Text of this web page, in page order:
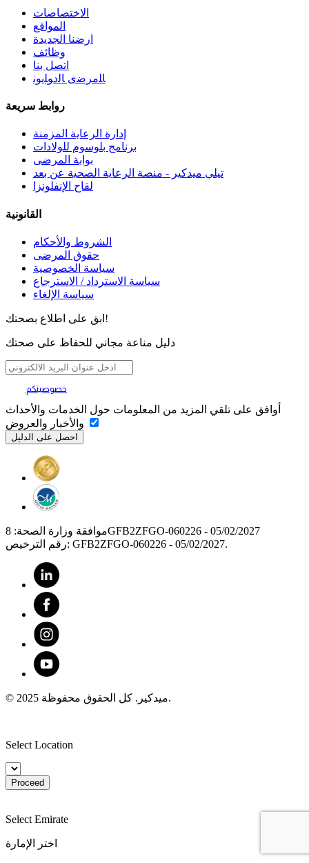
الاختصاصات
المواقع
ارضنا الجديدة
وظائف
اتصل بنا
ﺎﻠﻣﺮﺿﻯ ﺎﻟﺩﻮﻠﻳﻮﻧ
روابط سريعة
إدارة الرعاية المزمنة
برنامج بلوسوم للولادات
بوابة المرضى
تيلي ميدكير - منصة الرعاية الصحية عن بعد
لقاح الإنفلونزا
القانونية
الشروط والأحكام
حقوق المرضى
سياسة الخصوصية
سياسة الاسترداد / الاسترجاع
سياسة الإلغاء
ابق على اطلاع بصحتك!
دليل مناعة مجاني للحفاظ على صحتك
خصوصيتكم
أوافق على تلقي المزيد من المعلومات حول الخدمات والأحداث
موافقة وزارة الصحة: 8GFB2ZFGO-060226 - 05/02/2027
رقم الترخيص: GFB2ZFGO-060226 - 05/02/2027.
© 2025 ميدكير. كل الحقوق محفوظة.
Select Location
Proceed
Select Emirate
اختر الإمارة